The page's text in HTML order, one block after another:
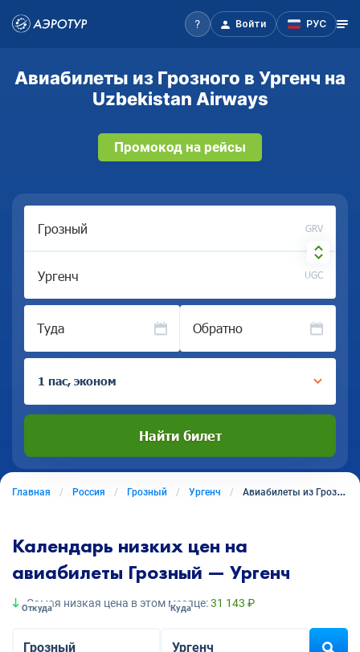
Войти РУС
Авиабилеты из Грозного в Ургенч на
Uzbekistan Airways
Промокод на рейсы
GRV
UGC
Туда Обратно
1 пас, эконом
Найти билет
Главная Россия Грозный Ургенч Авиабилеты из Грозного в Ургенч
Календарь низких цен на
авиабилеты Грозный — Ургенч
Самая низкая цена в этом месяце:31 143 ₽
Откуда Куда